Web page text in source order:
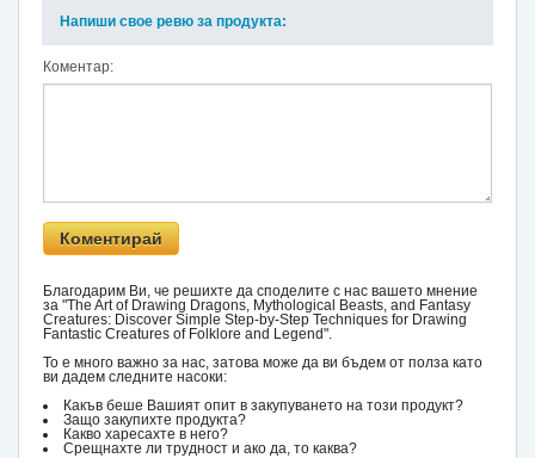
Напиши свое ревю за продукта:
Коментар:
Благодарим Ви, че решихте да споделите с нас вашето мнение
за "The Art of Drawing Dragons, Mythological Beasts, and Fantasy
Creatures: Discover Simple Step-by-Step Techniques for Drawing
Fantastic Creatures of Folklore and Legend".
То е много важно за нас, затова може да ви бъдем от полза като
ви дадем следните насоки:
Какъв беше Вашият опит в закупуването на този продукт?
Защо закупихте продукта?
Какво харесахте в него?
Срещнахте ли трудност и ако да, то каква?